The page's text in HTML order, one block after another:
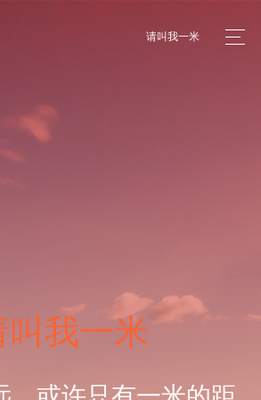
请叫我一米
叫我一米